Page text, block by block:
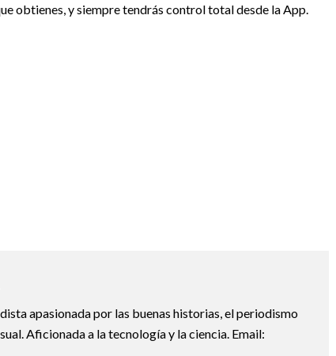
obtienes, y siempre tendrás control total desde la App.
apasionada por las buenas historias, el periodismo
Aficionada a la tecnología y la ciencia. Email: